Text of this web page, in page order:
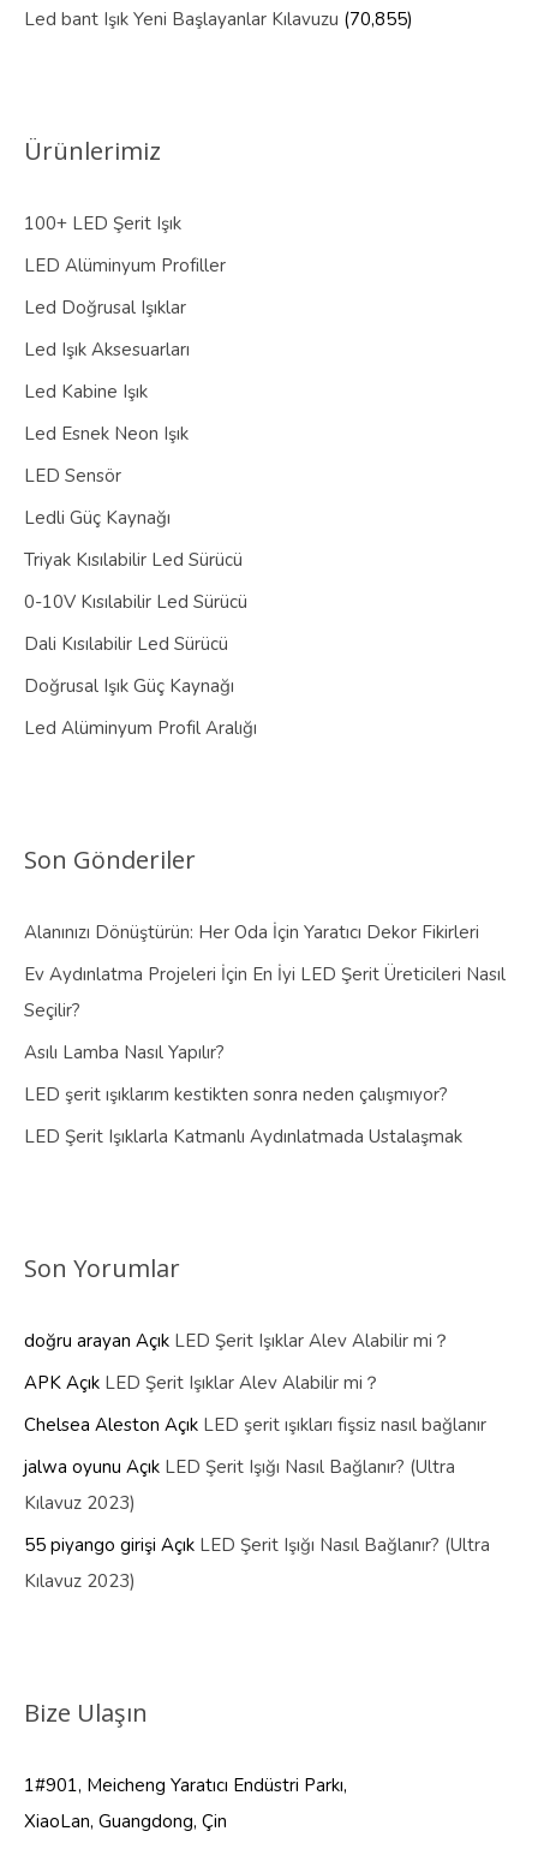
Led bant Işık Yeni Başlayanlar Kılavuzu (70,855)
Ürünlerimiz
100+ LED Şerit Işık
LED Alüminyum Profiller
Led Doğrusal Işıklar
Led Işık Aksesuarları
Led Kabine Işık
Led Esnek Neon Işık
LED Sensör
Ledli Güç Kaynağı
Triyak Kısılabilir Led Sürücü
0-10V Kısılabilir Led Sürücü
Dali Kısılabilir Led Sürücü
Doğrusal Işık Güç Kaynağı
Led Alüminyum Profil Aralığı
Son Gönderiler
Alanınızı Dönüştürün: Her Oda İçin Yaratıcı Dekor Fikirleri
Ev Aydınlatma Projeleri İçin En İyi LED Şerit Üreticileri Nasıl
Seçilir?
Asılı Lamba Nasıl Yapılır?
LED şerit ışıklarım kestikten sonra neden çalışmıyor?
LED Şerit Işıklarla Katmanlı Aydınlatmada Ustalaşmak
Son Yorumlar
doğru arayan Açık LED Şerit Işıklar Alev Alabilir mi？
APK Açık LED Şerit Işıklar Alev Alabilir mi？
Chelsea Aleston Açık LED şerit ışıkları fişsiz nasıl bağlanır
jalwa oyunu Açık LED Şerit Işığı Nasıl Bağlanır? (Ultra
Kılavuz 2023)
55 piyango girişi Açık LED Şerit Işığı Nasıl Bağlanır? (Ultra
Kılavuz 2023)
Bize Ulaşın
1#901, Meicheng Yaratıcı Endüstri Parkı,
XiaoLan, Guangdong, Çin